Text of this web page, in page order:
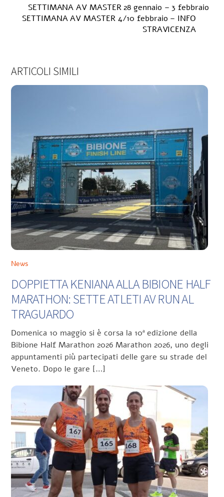
SETTIMANA AV MASTER 28 gennaio – 3 febbraio
SETTIMANA AV MASTER 4/10 febbraio – INFO
STRAVICENZA
ARTICOLI SIMILI
News
DOPPIETTA KENIANA ALLA BIBIONE HALF
MARATHON: SETTE ATLETI AV RUN AL
TRAGUARDO
Domenica 10 maggio si è corsa la 10ª edizione della
Bibione Half Marathon 2026 Marathon 2026, uno degli
appuntamenti più partecipati delle gare su strade del
Veneto. Dopo le gare […]